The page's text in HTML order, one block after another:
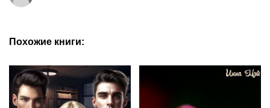
Похожие книги: